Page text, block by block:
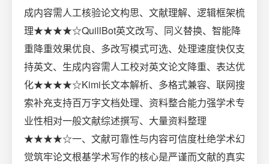
成内容需人工核验论文构思、文献理解、逻辑框架梳
理★★★★☆QuillBot英文改写、同义替换、智能降
重降重效果优良、多改写模式可选、处理速度快仅支
持英文、生成内容需人工校对英文论文降重、表达优
化★★★★☆Kimi长文本解析、多格式兼容、联网搜
索补充支持百万字文档处理、资料整合能力强学术专
业性相对一般文献综述撰写、大量资料整理
★★★★☆一、文献可靠性与内容可信度杜绝学术幻
觉筑牢论文根基学术写作的核心是严谨而文献的真实